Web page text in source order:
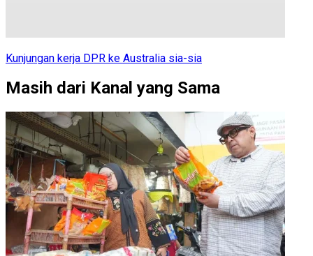
Kunjungan kerja DPR ke Australia sia-sia
Masih dari Kanal yang Sama